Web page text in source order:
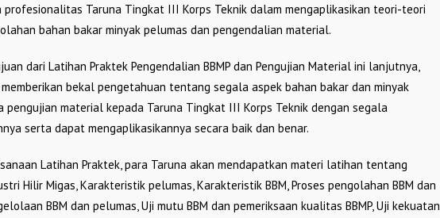
profesionalitas Taruna Tingkat III Korps Teknik dalam mengaplikasikan teori-teori
bahan bakar minyak pelumas dan pengendalian material.
dari Latihan Praktek Pengendalian BBMP dan Pengujian Material ini lanjutnya,
bekal pengetahuan tentang segala aspek bahan bakar dan minyak
pengujian material kepada Taruna Tingkat III Korps Teknik dengan segala
serta dapat mengaplikasikannya secara baik dan benar.
Latihan Praktek, para Taruna akan mendapatkan materi latihan tentang
Hilir Migas, Karakteristik pelumas, Karakteristik BBM, Proses pengolahan BBM dan
BBM dan pelumas, Uji mutu BBM dan pemeriksaan kualitas BBMP, Uji kekuatan